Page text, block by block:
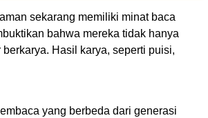
sekarang memiliki minat baca
bahwa mereka tidak hanya
Hasil karya, seperti puisi,
yang berbeda dari generasi